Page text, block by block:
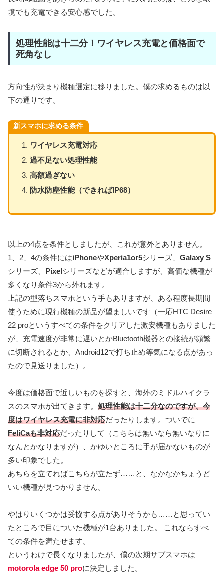
境でも充電できる安心感でした。
処理性能は十二分！ワイヤレス充電と価格面で
死角なし
方向性が決まり機種選定に移りました。僕の求めるものは以
下の通りです。
新スマホに求める条件
ワイヤレス充電対応
過不足ない処理性能
高額過ぎない
防水防塵性能（できればIP68）
以上の4点を条件としましたが、これが意外とありません。
1、2、4の条件にはiPhoneやXperia1or5シリーズ、 Galaxy S
シリーズ、 Pixelシリーズなどが適合しますが、高価な機種が
多くなり条件3から外れます。
上記の型落ちスマホという手もありますが、ある程度長期間
使うために現行機種の新品が望ましいです（一応HTC Desire
22 proというすべての条件をクリアした激安機種もありました
が、充電速度が非常に遅いとかBluetooth機器との接続が頻繁
に切断されるとか、Android12で打ち止め等気になる点があっ
たので見送りました）。
今度は価格面で近しいものを探すと、海外のミドルハイクラ
スのスマホが出てきます。 処理性能は十二分なのですが、今
度はワイヤレス充電に非対応だったりします。ついでに
FeliCaも非対応だったりして（こちらは無いなら無いなりに
なんとかなりますが）、かゆいところに手が届かないものが
多い印象でした。
あちらを立てればこちらが立たず……と、なかなかちょうど
いい機種が見つかりません。
やはりいくつかは妥協する点がありそうかも……と思ってい
たところで目についた機種が1台ありました。 これならすべ
ての条件を満たせます。
というわけで長くなりましたが、僕の次期サブスマホは
motorola edge 50 proに決定しました。